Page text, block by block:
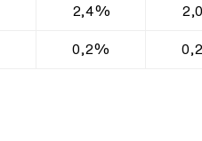
2,4%
0,2%